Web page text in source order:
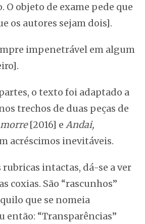
O objeto de exame pede que
os autores sejam dois].
impenetrável em algum
o texto foi adaptado a
trechos de duas peças de
[2016] e Andai,
acréscimos inevitáveis.
intactas, dá-se a ver
coxias. São “rascunhos”
que se nomeia
então: “Transparências”